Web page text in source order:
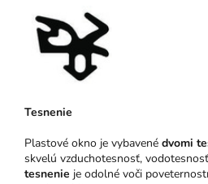
Tesnenie
Plastové okno je vybavené dvomi
skvelú vzduchotesnosť,
tesnenie je odolné voči